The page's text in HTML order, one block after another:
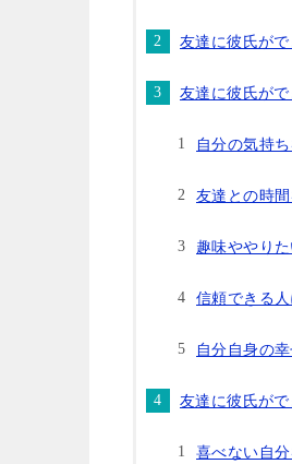
友達に彼氏が
友達に彼氏が
自分の気持
友達との時
趣味ややり
信頼できる
自分自身の
友達に彼氏が
喜べない自